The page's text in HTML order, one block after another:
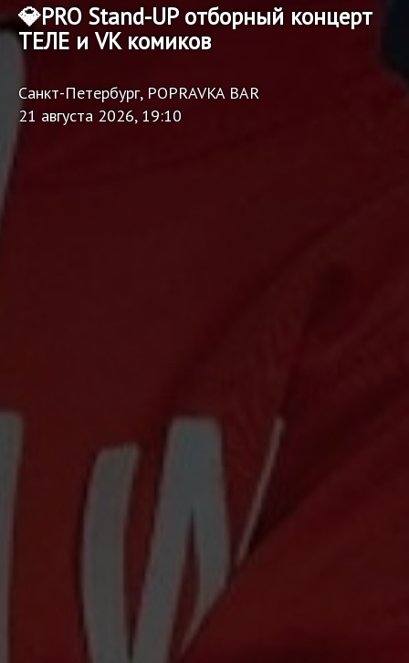
💎PRO Stand-UP отборный концерт
ТЕЛЕ и VK комиков
Санкт-Петербург, POPRAVKA BAR
21 августа 2026, 19:10